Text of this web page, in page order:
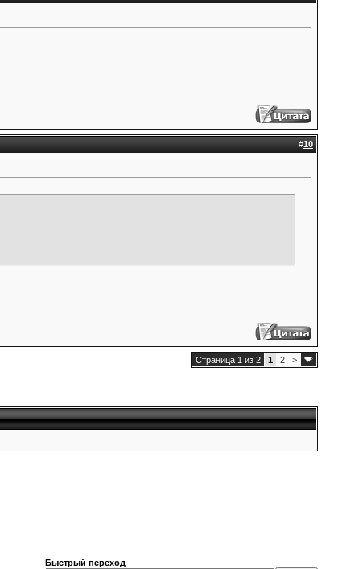
#10
Страница 1 из 2 1 2 >
Быстрый переход